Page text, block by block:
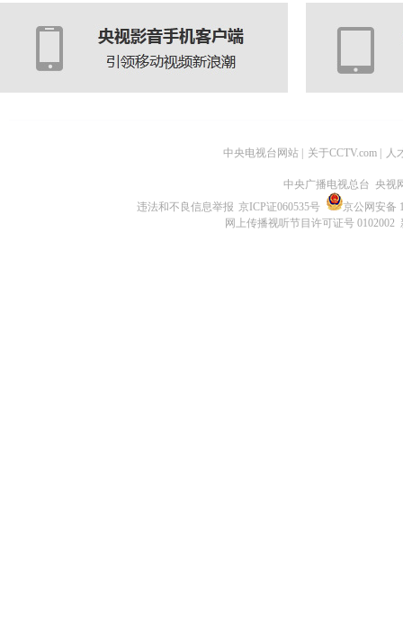
中央电视台网站 关于CCTV.com 人
中央广播电视总台 央视
违法和不良信息举报 京ICP证060535号
京公网安备
网上传播视听节目许可证号 0102002